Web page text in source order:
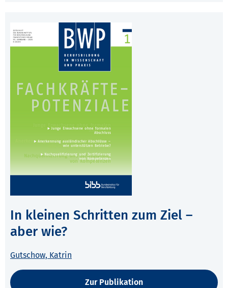
In kleinen Schritten zum Ziel –
aber wie?
Gutschow, Katrin
Zur Publikation